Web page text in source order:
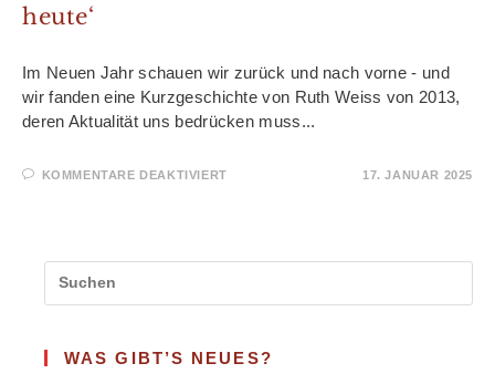
heute‘
Im Neuen Jahr schauen wir zurück und nach vorne - und
wir fanden eine Kurzgeschichte von Ruth Weiss von 2013,
deren Aktualität uns bedrücken muss...
KOMMENTARE DEAKTIVIERTFÜR
–
‚BESUCH
ZIMBABWE
17. JANUAR 2025
WAS GIBT’S NEUES?